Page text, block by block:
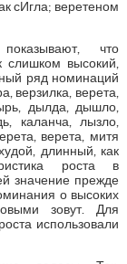
сИгла; веретеном
что
слишком высокий,
ряд номинаций
верзилка, верета,
дылда, дышло,
каланча, лызло,
верета, митя
длинный, как
роста в
значение прежде
о высоких
зовут. Для
использовали